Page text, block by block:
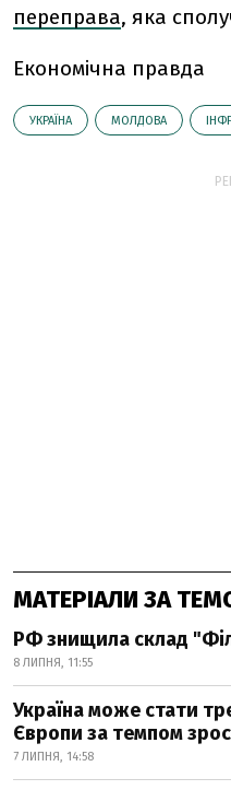
переправа, яка
Економічна правда
УКРАЇНА МОЛДОВА
МАТЕРІАЛИ ЗА
РФ знищила склад
8 ЛИПНЯ, 11:55
Україна може стати
Європи за темпом
7 ЛИПНЯ, 14:58